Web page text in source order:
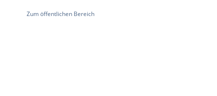
Zum öffentlichen Bereich